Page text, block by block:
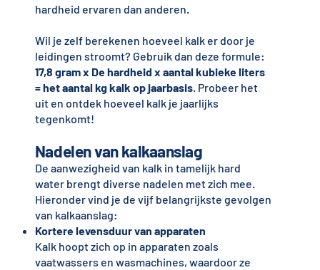
hardheid ervaren dan anderen.
Wil je zelf berekenen hoeveel kalk er door je
leidingen stroomt? Gebruik dan deze formule:
17,8 gram x De hardheid x aantal kubieke liters
= het aantal kg kalk op jaarbasis. Probeer het
uit en ontdek hoeveel kalk je jaarlijks
tegenkomt!
Nadelen van kalkaanslag
De aanwezigheid van kalk in tamelijk hard
water brengt diverse nadelen met zich mee.
Hieronder vind je de vijf belangrijkste gevolgen
van kalkaanslag:
Kortere levensduur van apparaten
Kalk hoopt zich op in apparaten zoals
vaatwassers en wasmachines, waardoor ze